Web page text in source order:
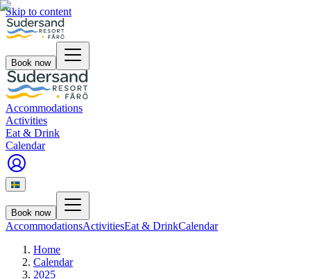
Skip to content
Book now
Accommodations
Activities
Eat & Drink
Calendar
Book now
AccommodationsActivitiesEat & DrinkCalendar
Home
Calendar
2025